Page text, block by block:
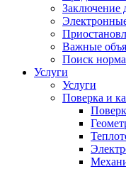
Заключение
Важные
Поиск
Услуги
Услуги
Поверка и